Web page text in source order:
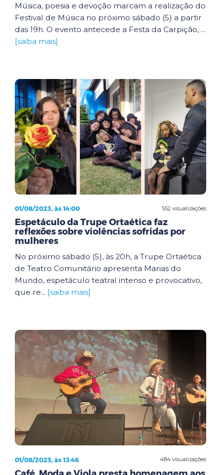
Música, poesia e devoção marcam a realização do
Festival de Música no próximo sábado (5) a partir
das 19h. O evento antecede a Festa da Carpição, ...
[saiba mais]
552 visualizações
01/08/2023, às 14:00
Espetáculo da Trupe Ortaética faz
reflexões sobre violências sofridas por
mulheres
No próximo sábado (5), às 20h, a Trupe Ortaética
de Teatro Comunitário apresenta Marias do
Mundo, espetáculo teatral intenso e provocativo,
que re... [saiba mais]
484 visualizações
01/08/2023, às 13:46